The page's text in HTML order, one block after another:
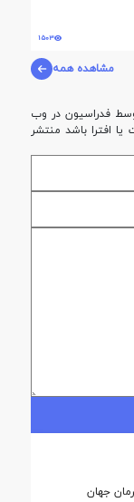
1503
مشاهده همه
فدراسيون در وب
افترا باشد منتشر
جهان